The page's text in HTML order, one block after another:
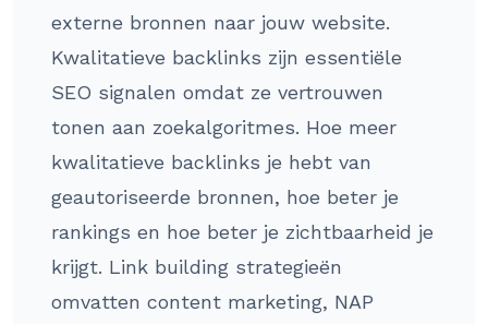
externe bronnen naar jouw website.
Kwalitatieve backlinks zijn essentiële
SEO signalen omdat ze vertrouwen
tonen aan zoekalgoritmes. Hoe meer
kwalitatieve backlinks je hebt van
geautoriseerde bronnen, hoe beter je
rankings en hoe beter je zichtbaarheid je
krijgt. Link building strategieën
omvatten content marketing, NAP